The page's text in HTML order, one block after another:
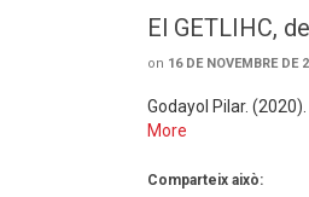
El GETLIHC,
on 16 DE NOVEMBRE DE
Godayol Pilar.
More
Comparteix això: